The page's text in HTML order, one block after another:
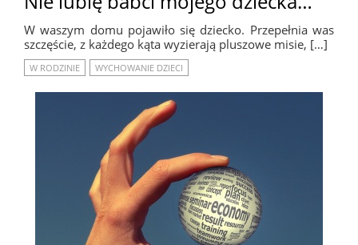
W waszym domu pojawiło się dziecko. Przepełnia was
szczęście, z każdego kąta wyzierają pluszowe misie, […]
W RODZINIE WYCHOWANIE DZIECI